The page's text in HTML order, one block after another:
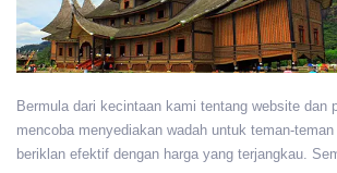
Bermula dari kecintaan kami tentang website dan
mencoba menyediakan wadah untuk teman-
beriklan efektif dengan harga yang terjangkau.